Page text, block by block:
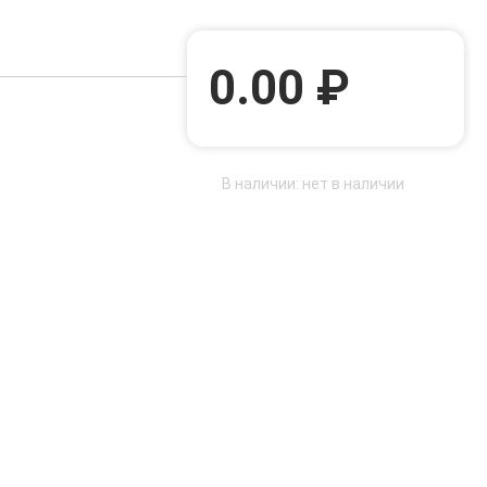
0.00 ₽
В наличии: нет в наличии